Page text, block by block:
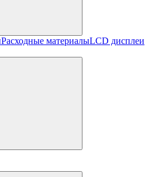
Расходные материалыLCD дисплеи